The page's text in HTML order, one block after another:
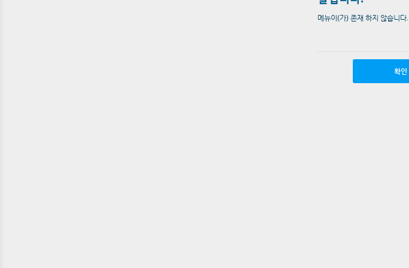
메뉴이(가) 존재 하지 않습니다.